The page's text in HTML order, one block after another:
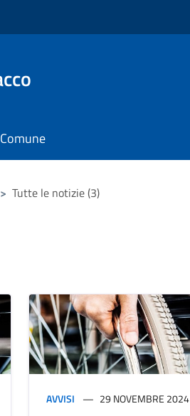
> Tutte le notizie (3)
AVVISI 29 NOVEMBRE 2024